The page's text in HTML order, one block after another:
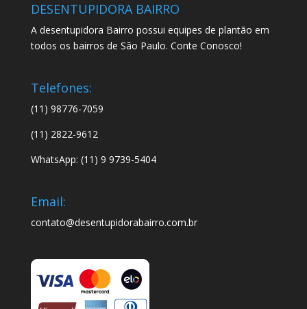
DESENTUPIDORA BAIRRO
A desentupidora Bairro possui equipes de plantão em
todos os bairros de São Paulo. Conte Conosco!
Telefones:
(11) 98776-7059
(11) 2822-9612
WhatsApp: (11) 9 9739-5404
Email:
contato@desentupidorabairro.com.br